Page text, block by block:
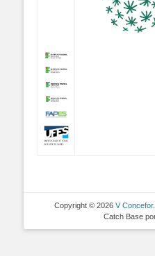
Copyright © 2026 V Concefor
Catch Base